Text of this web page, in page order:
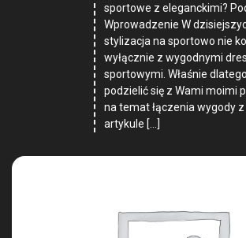
sportowe z eleganckimi?
Wprowadzenie W
stylizacja na sportowo nie
wyłącznie z wygodnymi
sportowymi. Właśnie
podzielić się z Wami moimi
na temat łączenia wygody
artykule […]